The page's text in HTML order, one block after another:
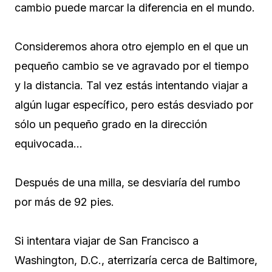
cambio puede marcar la diferencia en el mundo.
Consideremos ahora otro ejemplo en el que un
pequeño cambio se ve agravado por el tiempo
y la distancia. Tal vez estás intentando viajar a
algún lugar específico, pero estás desviado por
sólo un pequeño grado en la dirección
equivocada…
Después de una milla, se desviaría del rumbo
por más de 92 pies.
Si intentara viajar de San Francisco a
Washington, D.C., aterrizaría cerca de Baltimore,